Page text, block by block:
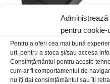
pentru cookie-
Pentru a oferi cea mai bună
uri, pentru a stoca și/sau accesa
Consimțământul pentru aceste
cum ar fi comportamentul de
nu îți dai consimțământul sau îți
Suport baterii 3xR3(AAA)
carcasa+intrerupator+fire
10,00lei/Buc